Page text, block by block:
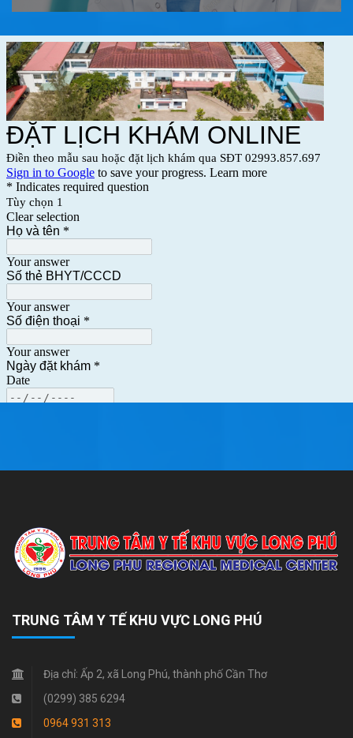
TRUNG TÂM Y TẾ KHU VỰC LONG PHÚ
Địa chỉ: Ấp 2, xã Long Phú, thành phố Cần Thơ
(0299) 385 6294
0964 931 313